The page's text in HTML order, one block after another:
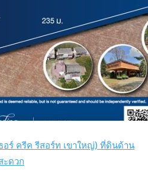
ร์ ครีค รีสอร์ท เขาใหญ่) ที่ดินด้าน
ะดวก